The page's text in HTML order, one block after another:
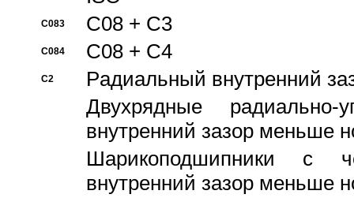
C083 C08 + C3
C084 C08 + C4
C2
Pадиальный внутренний
Двухрядные радиально-
внутренний зазор меньше
Шарикоподшипники с
внутренний зазор меньше